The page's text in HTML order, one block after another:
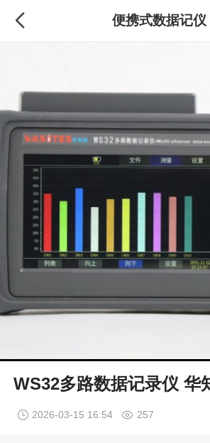
便携式数据记仪
WS32多路数据记录仪 华
2026-03-15 16:54 257